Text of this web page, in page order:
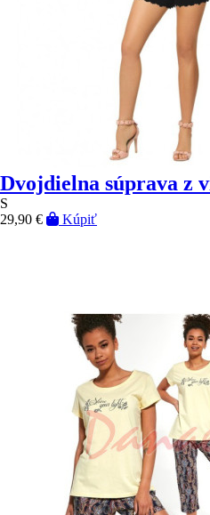
Dvojdielna súprava z
S
29,90 €
Kúpiť